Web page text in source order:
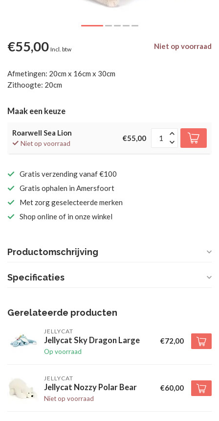
€55,00 Incl. btw Niet op voorraad
Afmetingen: 20cm x 16cm x 30cm
Zithoogte: 20cm
Maak een keuze
Roarwell Sea Lion
Niet op voorraad
€55,00
Gratis verzending vanaf €100
Gratis ophalen in Amersfoort
Met zorg geselecteerde merken
Shop online of in onze winkel
Productomschrijving
Specificaties
Gerelateerde producten
JELLYCAT
Jellycat Sky Dragon Large
Op voorraad
€72,00
JELLYCAT
Jellycat Nozzy Polar Bear
Niet op voorraad
€60,00